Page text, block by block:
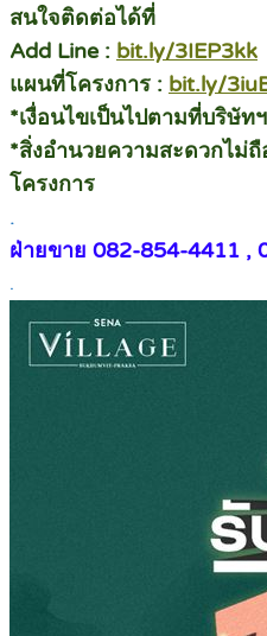
สนใจติดต่อได้ที่
Add Line : bit.ly/3IEP3kk
แผนที่โครงการ : bit.ly/
*เงื่อนไขเป็นไปตามที่บริษัท
*สิ่งอำนวยความสะดวกไม่
โครงการ
.
ฝ่ายขาย 082-854-4411 ,
.